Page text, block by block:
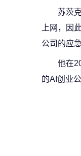
苏茨
上网，因
公司的应
他在
的AI创业公